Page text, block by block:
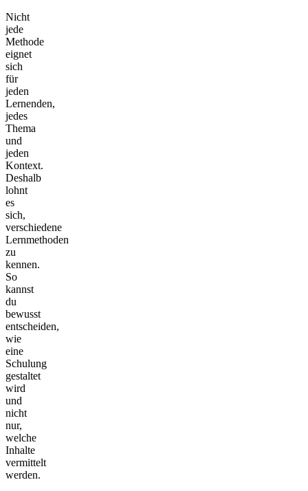
Nicht
jede
Methode
eignet
sich
für
jeden
Lernenden,
jedes
Thema
und
jeden
Kontext.
Deshalb
lohnt
es
sich,
verschiedene
Lernmethoden
zu
kennen.
So
kannst
du
bewusst
entscheiden,
wie
eine
Schulung
gestaltet
wird
und
nicht
nur,
welche
Inhalte
vermittelt
werden.